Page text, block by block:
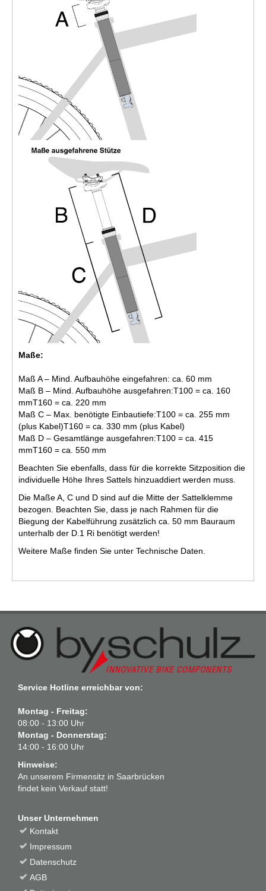
Maße:
Maß A – Mind. Aufbauhöhe eingefahren: ca. 60 mm
Maß B – Mind. Aufbauhöhe ausgefahren:T100 = ca. 160
mmT160 = ca. 220 mm
Maß C – Max. benötigte Einbautiefe:T100 = ca. 255 mm
(plus Kabel)T160 = ca. 330 mm (plus Kabel)
Maß D – Gesamtlänge ausgefahren:T100 = ca. 415
mmT160 = ca. 550 mm
Beachten Sie ebenfalls, dass für die korrekte Sitzposition die
individuelle Höhe Ihres Sattels hinzuaddiert werden muss.
Die Maße A, C und D sind auf die Mitte der Sattelklemme
bezogen. Beachten Sie, dass je nach Rahmen für die
Biegung der Kabelführung zusätzlich ca. 50 mm Bauraum
unterhalb der D.1 Ri benötigt werden!
Weitere Maße finden Sie unter Technische Daten.
Service Hotline erreichbar von:
Montag - Freitag:
08:00 - 13:00 Uhr
Montag - Donnerstag:
14:00 - 16:00 Uhr
Hinweise:
An unserem Firmensitz in Saarbrücken
findet kein Verkauf statt!
Unser Unternehmen
Kontakt
Impressum
Datenschutz
AGB